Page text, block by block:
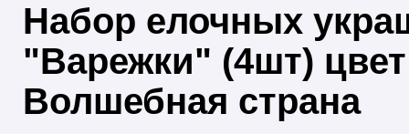
Набор елочных
"Варежки" (4шт)
Волшебная страна